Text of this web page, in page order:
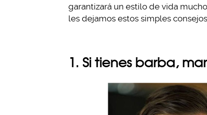
garantizará un estilo de vida
les dejamos estos simples
1. Si tienes barba,